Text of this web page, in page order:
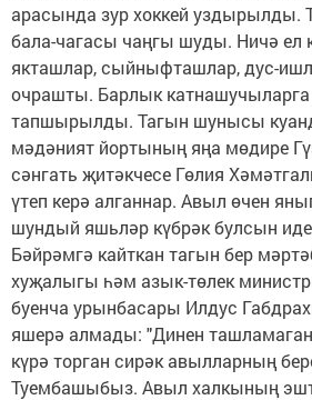
арасында зур хоккей уздырылды.
бала-чагасы чаңгы шуды. Ничә ел
якташлар, сыйныфташлар, дус-
очрашты. Барлык катнашучыларга
тапшырылды. Тагын шунысы
мәдәният йортының яңа мөдире
сәнгать җитәкчесе Гөлия
үтеп керә алганнар. Авыл өчен
шундый яшьләр күбрәк булсын
Бәйрәмгә кайткан тагын бер
хуҗалыгы һәм азык-төлек
буенча урынбасары Илдус
яшерә алмады: "Динен
күрә торган сирәк авылларның
Туембашыбыз. Авыл халкының